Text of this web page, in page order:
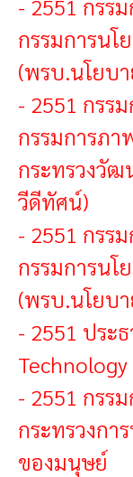
- 2551 กรร
กรรมการนโ
(พรบ.นโยบ
- 2551 กรร
กรรมการภ
กระทรวงวั
วีดีทัศน์)
- 2551 กรร
กรรมการนโ
(พรบ.นโยบ
- 2551 ประ
- 2551 กรร
กระทรวงก
ของมนุษย์